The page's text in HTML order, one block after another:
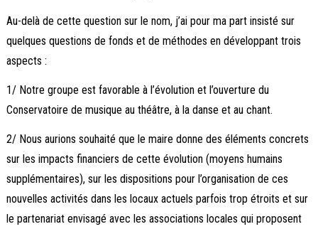
Au-delà de cette question sur le nom, j’ai pour ma part insisté sur
quelques questions de fonds et de méthodes en développant trois
aspects :
1/ Notre groupe est favorable à l’évolution et l’ouverture du
Conservatoire de musique au théâtre, à la danse et au chant.
2/ Nous aurions souhaité que le maire donne des éléments concrets
sur les impacts financiers de cette évolution (moyens humains
supplémentaires), sur les dispositions pour l’organisation de ces
nouvelles activités dans les locaux actuels parfois trop étroits et sur
le partenariat envisagé avec les associations locales qui proposent